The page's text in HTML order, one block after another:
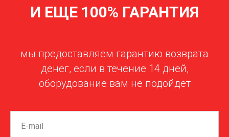
И ЕЩЕ 100% ГАРАНТИЯ
мы предоставляем гарантию возврата
денег, если в течение 14 дней,
оборудование вам не подойдет